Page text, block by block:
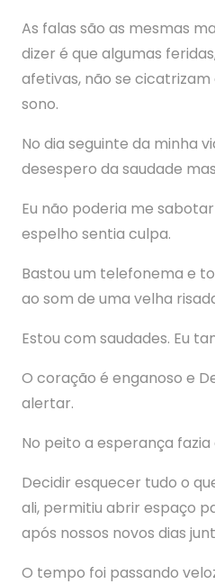
As falas são as mesmas
dizer é que algumas
afetivas, não se
sono.
No dia seguinte da minha
desespero da saudade
Eu não poderia me
espelho sentia culpa.
Bastou um telefonema e
ao som de uma velha
Estou com saudades. Eu
O coração é enganoso e
alertar.
No peito a esperança fazia
Decidir esquecer tudo o
ali, permitiu abrir espaço
após nossos novos dias
O tempo foi passando